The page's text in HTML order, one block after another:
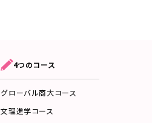
4つのコース
グローバル商大コース
文理進学コース